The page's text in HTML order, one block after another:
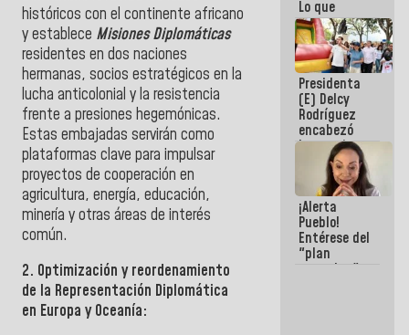
históricos con el continente africano
y establece Misiones Diplomáticas
residentes en dos naciones
hermanas, socios estratégicos en la
lucha anticolonial y la resistencia
frente a presiones hegemónicas.
Estas embajadas servirán como
plataformas clave para impulsar
proyectos de cooperación en
agricultura, energía, educación,
minería y otras áreas de interés
común.
2. Optimización y reordenamiento
de la Representación Diplomática
en Europa y Oceanía:
Lo que
vayas a
escribir
hazlo hoy
por que no
sabemos si
la semana
que viene
hay
programa
Presidenta
(E) Delcy
Rodríguez
encabezó
lanzamiento
del Plan
Nacional de
Recreación
Vacacional
¡Alerta
Pueblo!
Entérese del
"plan
enjambre"